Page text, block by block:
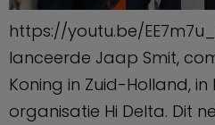
https://youtu.be/
lanceerde Jaap Smit,
Koning in Zuid-Holland, in
organisatie Hi Delta. Dit